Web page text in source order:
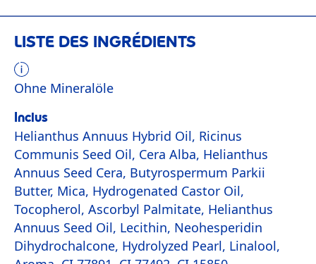
LISTE DES INGRÉDIENTS
Ohne Mineralöle
Inclus
Helianthus Annuus Hybrid Oil, Ricinus
Communis Seed Oil, Cera Alba, Helianthus
Annuus Seed Cera, Butyrospermum Parkii
Butter, Mica, Hydrogenated Castor Oil,
Tocopherol, Ascorbyl Palmitate, Helianthus
Annuus Seed Oil, Lecithin, Neohesperidin
Dihydrochalcone, Hydrolyzed Pearl, Linalool,